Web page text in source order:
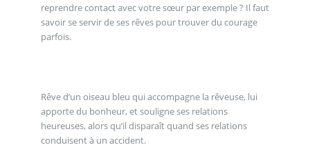
reprendre contact avec votre sœur par exemple ? Il faut
savoir se servir de ses rêves pour trouver du courage
parfois.
Rêve d’un oiseau bleu qui accompagne la rêveuse, lui
apporte du bonheur, et souligne ses relations
heureuses, alors qu’il disparaît quand ses relations
conduisent à un accident.